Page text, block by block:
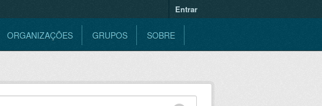
Entrar
ORGANIZAÇÕES GRUPOS SOBRE